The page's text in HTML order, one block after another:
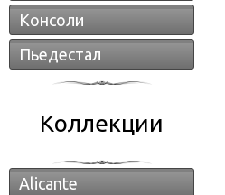
Консоли
Пьедестал
Коллекции
Alicante